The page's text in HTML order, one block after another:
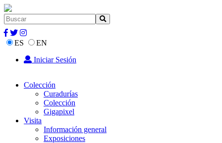
ES
EN
Iniciar Sesión
Colección
Curadurías
Colección
Gigapixel
Visita
Información general
Exposiciones